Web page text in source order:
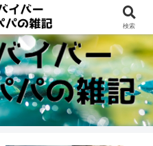
60s
検索